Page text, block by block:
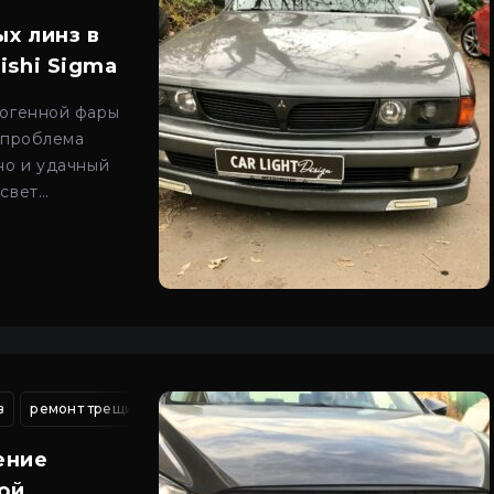
линз в
Sigma
фары
и удачный
сто автосвета киев сто автосвета киев модернизация света
ремонт трещин фар автомобиля ремонт разбитого стекла